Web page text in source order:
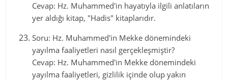
Cevap: Hz. Muhammed'in hayatıyla ilgili anlatıların
yer aldığı kitap, "Hadis" kitaplarıdır.
Soru: Hz. Muhammed'in Mekke dönemindeki
yayılma faaliyetleri nasıl gerçekleşmiştir?
Cevap: Hz. Muhammed'in Mekke dönemindeki
yayılma faaliyetleri, gizlilik içinde olup yakın